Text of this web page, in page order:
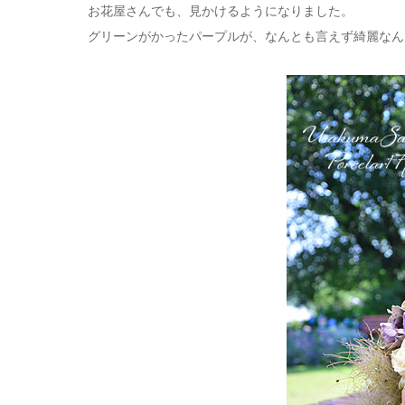
お花屋さんでも、見かけるようになりました。
グリーンがかったパープルが、なんとも言えず綺麗な